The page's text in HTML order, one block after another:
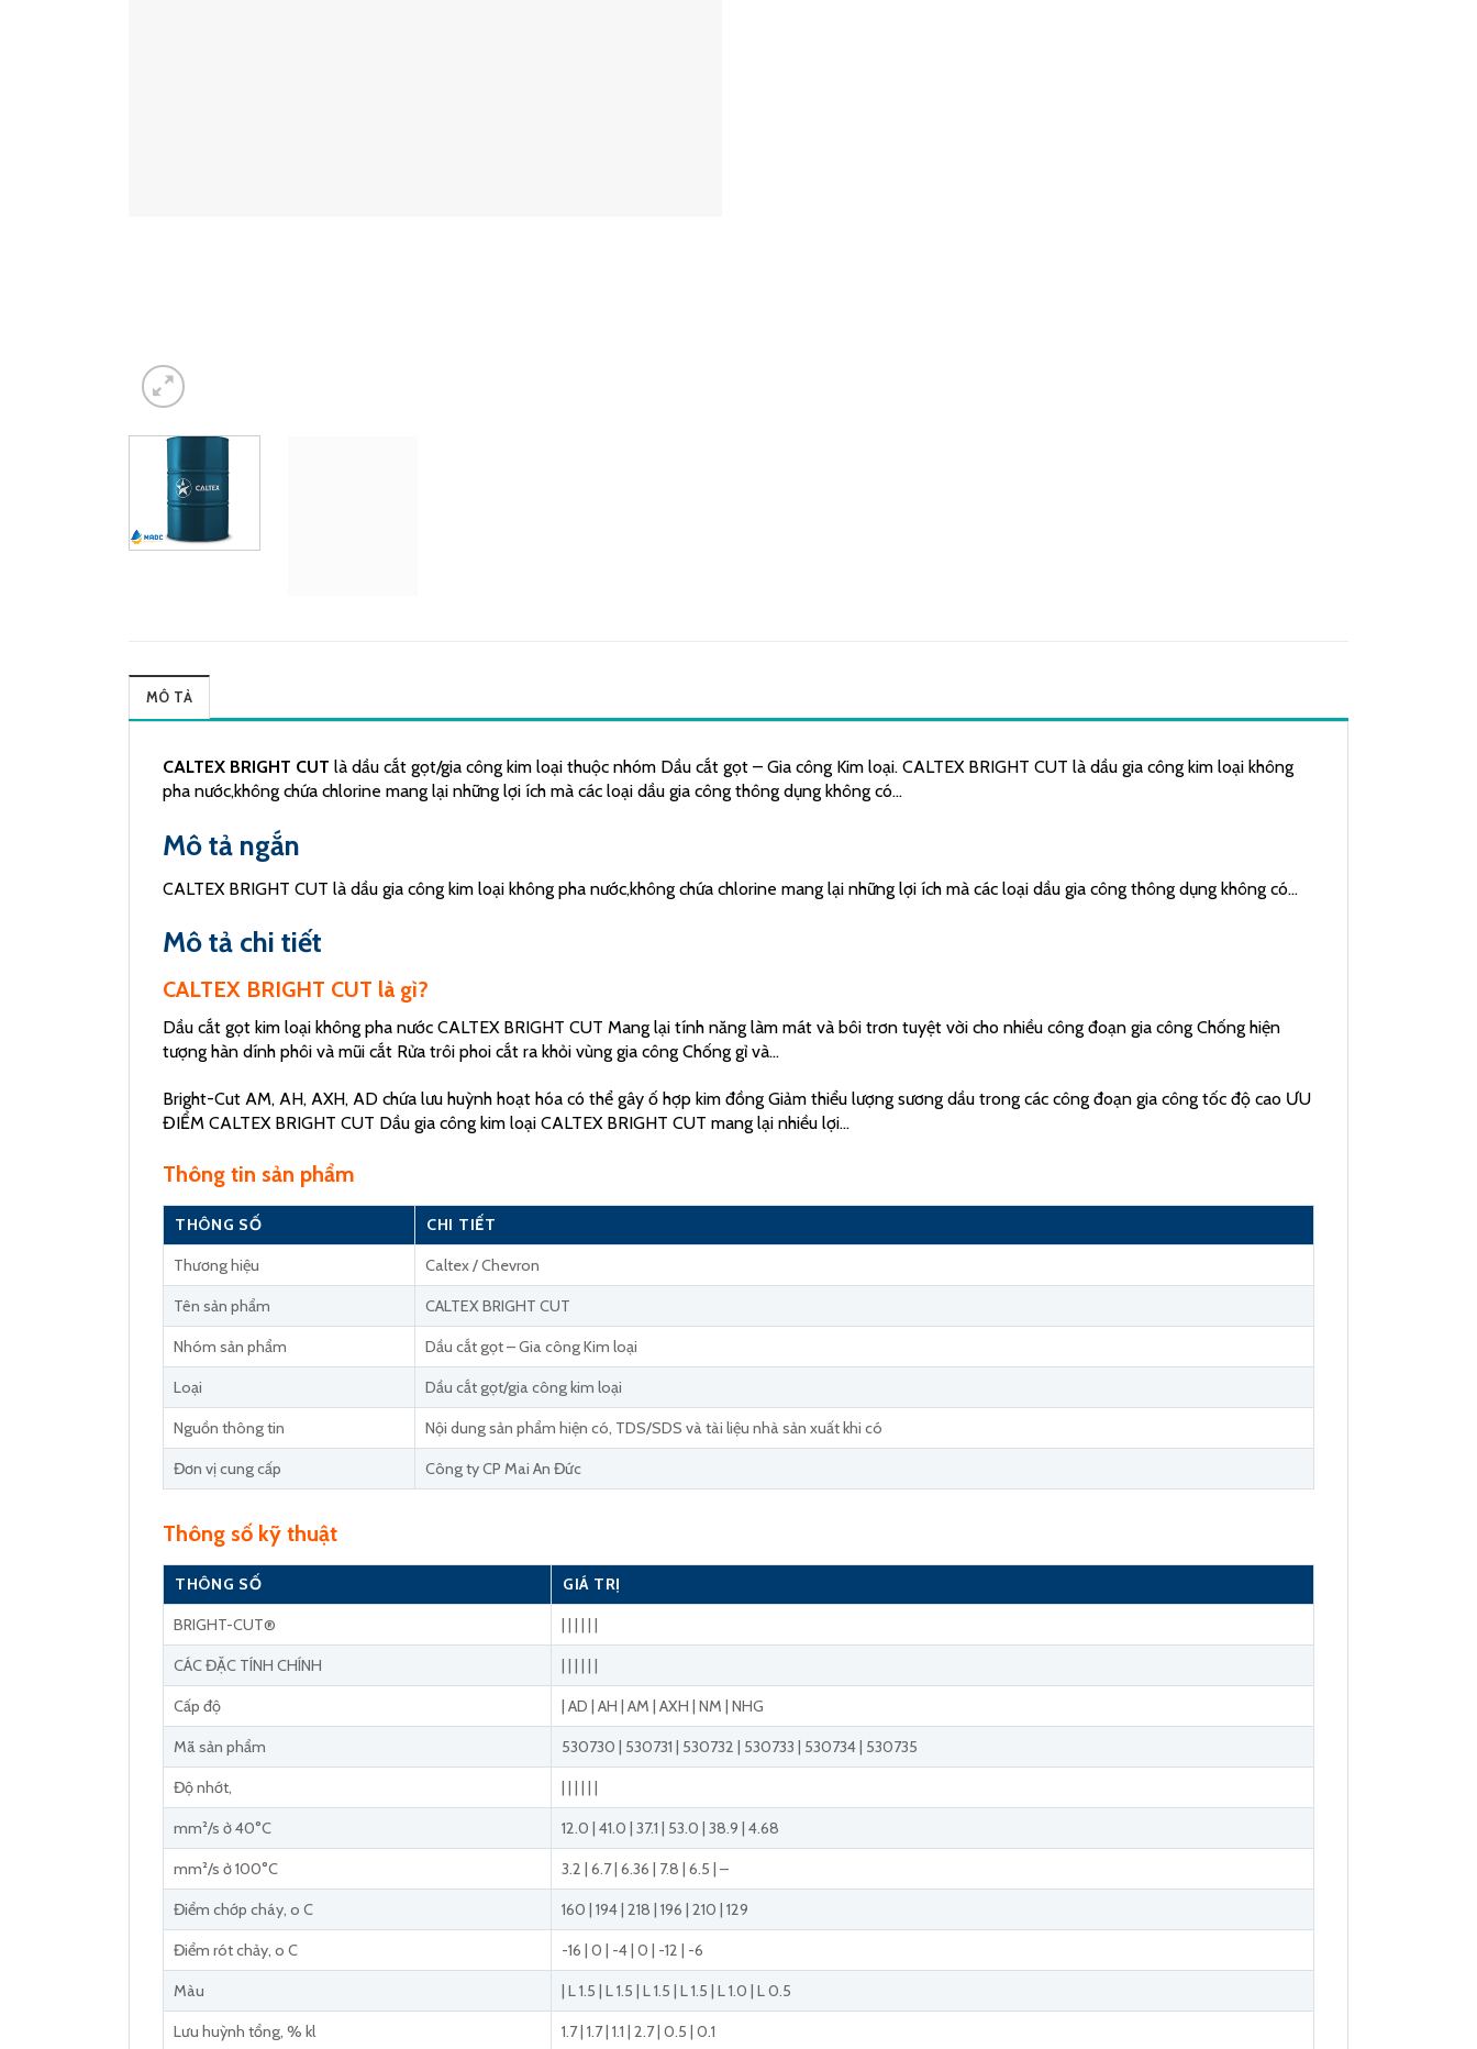
MÔ TẢ
CALTEX BRIGHT CUT là dầu cắt gọt/gia công kim loại thuộc nhóm Dầu cắt gọt – Gia công Kim loại. CALTEX BRIGHT CUT là dầu gia công kim loại không
pha nước,không chứa chlorine mang lại những lợi ích mà các loại dầu gia công thông dụng không có…
Mô tả ngắn
CALTEX BRIGHT CUT là dầu gia công kim loại không pha nước,không chứa chlorine mang lại những lợi ích mà các loại dầu gia công thông dụng không có…
Mô tả chi tiết
CALTEX BRIGHT CUT là gì?
Dầu cắt gọt kim loại không pha nước CALTEX BRIGHT CUT Mang lại tính năng làm mát và bôi trơn tuyệt vời cho nhiều công đoạn gia công Chống hiện
tượng hàn dính phôi và mũi cắt Rửa trôi phoi cắt ra khỏi vùng gia công Chống gỉ và…
Bright-Cut AM, AH, AXH, AD chứa lưu huỳnh hoạt hóa có thể gây ố hợp kim đồng Giảm thiểu lượng sương dầu trong các công đoạn gia công tốc độ cao ƯU
ĐIỂM CALTEX BRIGHT CUT Dầu gia công kim loại CALTEX BRIGHT CUT mang lại nhiều lợi…
Thông tin sản phẩm
THÔNG SỐ CHI TIẾT
Thương hiệu Caltex / Chevron
Tên sản phẩm CALTEX BRIGHT CUT
Nhóm sản phẩm Dầu cắt gọt – Gia công Kim loại
Loại Dầu cắt gọt/gia công kim loại
Nguồn thông tin Nội dung sản phẩm hiện có, TDS/SDS và tài liệu nhà sản xuất khi có
Đơn vị cung cấp Công ty CP Mai An Đức
Thông số kỹ thuật
THÔNG SỐ GIÁ TRỊ
BRIGHT-CUT® | | | | | |
CÁC ĐẶC TÍNH CHÍNH | | | | | |
Cấp độ | AD | AH | AM | AXH | NM | NHG
Mã sản phẩm 530730 | 530731 | 530732 | 530733 | 530734 | 530735
Độ nhớt, | | | | | |
mm²/s ở 40°C 12.0 | 41.0 | 37.1 | 53.0 | 38.9 | 4.68
mm²/s ở 100°C 3.2 | 6.7 | 6.36 | 7.8 | 6.5 | –
Điểm chớp cháy, o C 160 | 194 | 218 | 196 | 210 | 129
Điểm rót chảy, o C -16 | 0 | -4 | 0 | -12 | -6
Màu | L 1.5 | L 1.5 | L 1.5 | L 1.5 | L 1.0 | L 0.5
Lưu huỳnh tổng, % kl 1.7 | 1.7 | 1.1 | 2.7 | 0.5 | 0.1